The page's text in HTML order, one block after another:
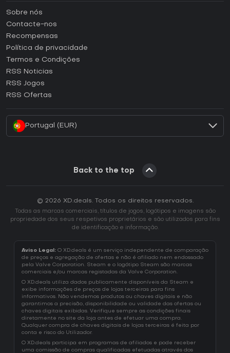
Como ativar uma CD Key Steam?
Como ativar uma CD Key Epic Games?
Como ativar uma CD Key GOG?
Como ativar uma CD Key Ubisoft Connect?
Sobre nós
Contacte-nos
Recompensas
Política de privacidade
Termos e Condições
RSS Noticias
RSS Jogos
RSS Ofertas
Portugal (EUR)
Back to the top
© 2026 XD.deals. Todos os direitos reservados.
Todas as marcas comerciais, títulos de jogos, logótipos e imagens são
propriedade dos seus respetivos proprietários e são utilizados para fins
de identificação e informação.
Aviso Legal: O XD.deals é um serviço independente de comparação
de preços e agregação de ofertas e não é afiliado nem endossado
pela Valve Corporation. Steam e o logótipo Steam são marcas
comerciais e/ou marcas registadas da Valve Corporation.
O XD.deals utiliza dados publicamente disponíveis da Steam e
exibe informações de preços de lojas terceiras para fins
informativos. Não vendemos produtos ou chaves digitais e não
garantimos a precisão, disponibilidade ou validade das ofertas ou
chaves digitais exibidas. Verifique sempre as condições finais
diretamente no site da loja antes de efetuar uma compra.
Qualquer compra de chaves digitais de lojas terceiras é feita por
conta e risco do Utilizador.
O XD.deals participa em programas de afiliados e pode receber
uma comissão de compras qualificadas efetuadas através dos